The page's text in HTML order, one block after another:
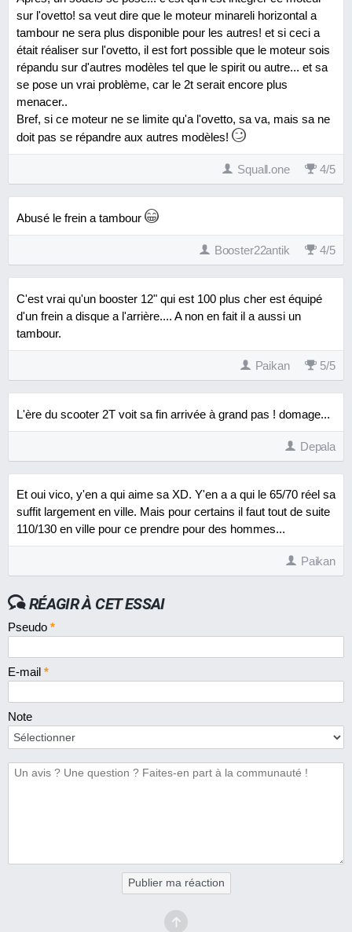
sur l'ovetto! sa veut dire que le moteur minareli horizontal a
tambour ne sera plus disponible pour les autres! et si ceci a
était réaliser sur l'ovetto, il est fort possible que le moteur sois
répandu sur d'autres modèles tel que le spirit ou autre... et sa
se pose un vrai problème, car le 2t serait encore plus
menacer..
Bref, si ce moteur ne se limite qu'a l'ovetto, sa va, mais sa ne
doit pas se répandre aux autres modèles!
Squall.one 4/5
Abusé le frein a tambour
Booster22antik 4/5
C'est vrai qu'un booster 12" qui est 100 plus cher est équipé
d'un frein a disque a l'arrière.... A non en fait il a aussi un
tambour.
Paikan 5/5
L'ère du scooter 2T voit sa fin arrivée à grand pas ! domage...
Depala
Et oui vico, y'en a qui aime sa XD. Y'en a a qui le 65/70 réel sa
suffit largement en ville. Mais pour certains il faut tout de suite
110/130 en ville pour ce prendre pour des hommes...
Paikan
RÉAGIR À CET ESSAI
Pseudo *
E-mail *
Note
Publier ma réaction